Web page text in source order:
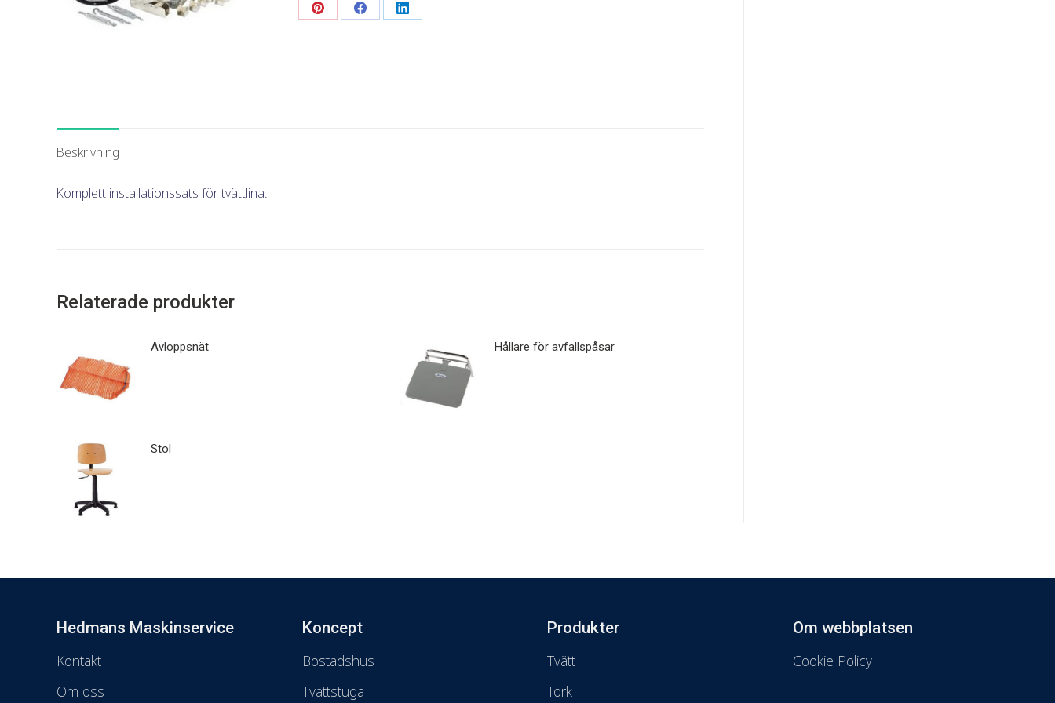
Dela
Dela
Dela
Beskrivning
Komplett installationssats för tvättlina.
Relaterade produkter
Avloppsnät Hållare för avfallspåsar
Stol
Hedmans Maskinservice
Kontakt
Om oss
Koncept
Bostadshus
Tvättstuga
Produkter
Tvätt
Tork
Om webbplatsen
Cookie Policy